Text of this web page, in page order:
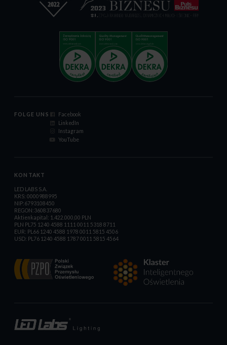
FOLGE UNS
Facebook
LinkedIn
Instagram
YouTube
KONTAKT
LED LABS S.A.
KRS: 0000988995
NIP:6793108450
REGON:360837680
Aktienkapital: 1.422.000,00 PLN
PLN PL75 1240 4588 1111 0011 5318 8711
EUR: PL66 1240 4588 1978 0011 5815 4506
USD: PL76 1240 4588 1787 0011 5815 4564